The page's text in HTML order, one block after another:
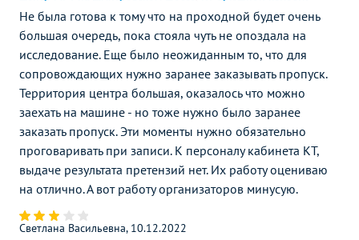
Не была готова к тому что на проходной будет очень
большая очередь, пока стояла чуть не опоздала на
исследование. Еще было неожиданным то, что для
сопровождающих нужно заранее заказывать пропуск.
Территория центра большая, оказалось что можно
заехать на машине - но тоже нужно было заранее
заказать пропуск. Эти моменты нужно обязательно
проговаривать при записи. К персоналу кабинета КТ,
выдаче результата претензий нет. Их работу оцениваю
на отлично. А вот работу организаторов минусую.
Светлана Васильевна, 10.12.2022